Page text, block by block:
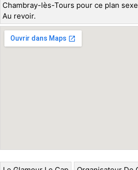
Chambray-lès-Tours pour ce plan
Au revoir.